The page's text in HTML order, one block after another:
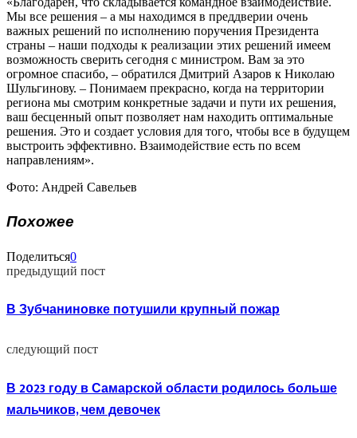
Мы все решения – а мы находимся в преддверии очень
важных решений по исполнению поручения Президента
страны – наши подходы к реализации этих решений имеем
возможность сверить сегодня с министром. Вам за это
огромное спасибо, – обратился Дмитрий Азаров к Николаю
Шульгинову. – Понимаем прекрасно, когда на территории
региона мы смотрим конкретные задачи и пути их решения,
ваш бесценный опыт позволяет нам находить оптимальные
решения. Это и создает условия для того, чтобы все в будущем
выстроить эффективно. Взаимодействие есть по всем
направлениям».
Фото: Андрей Савельев
Похожее
Поделиться0
предыдущий пост
В Зубчаниновке потушили крупный пожар
следующий пост
В 2023 году в Самарской области родилось больше
мальчиков, чем девочек